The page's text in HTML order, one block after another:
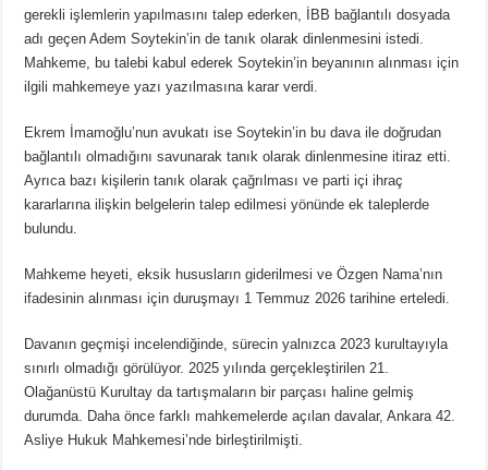
gerekli işlemlerin yapılmasını talep ederken, İBB bağlantılı dosyada
adı geçen Adem Soytekin’in de tanık olarak dinlenmesini istedi.
Mahkeme, bu talebi kabul ederek Soytekin’in beyanının alınması için
ilgili mahkemeye yazı yazılmasına karar verdi.
Ekrem İmamoğlu’nun avukatı ise Soytekin’in bu dava ile doğrudan
bağlantılı olmadığını savunarak tanık olarak dinlenmesine itiraz etti.
Ayrıca bazı kişilerin tanık olarak çağrılması ve parti içi ihraç
kararlarına ilişkin belgelerin talep edilmesi yönünde ek taleplerde
bulundu.
Mahkeme heyeti, eksik hususların giderilmesi ve Özgen Nama’nın
ifadesinin alınması için duruşmayı 1 Temmuz 2026 tarihine erteledi.
Davanın geçmişi incelendiğinde, sürecin yalnızca 2023 kurultayıyla
sınırlı olmadığı görülüyor. 2025 yılında gerçekleştirilen 21.
Olağanüstü Kurultay da tartışmaların bir parçası haline gelmiş
durumda. Daha önce farklı mahkemelerde açılan davalar, Ankara 42.
Asliye Hukuk Mahkemesi’nde birleştirilmişti.